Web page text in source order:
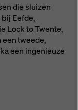
die sluizen
Eefde,
Lock to Twente,
een tweede,
een ingenieuze